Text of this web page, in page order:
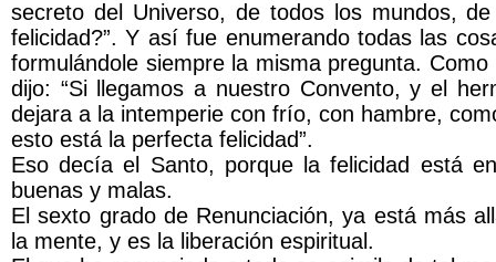
secreto del Universo, de todos los mundos,
felicidad?”. Y así fue enumerando todas las
formulándole siempre la misma pregunta.
dijo: “Si llegamos a nuestro Convento, y el
dejara a la intemperie con frío, con hambre,
esto está la perfecta felicidad”.
Eso decía el Santo, porque la felicidad está
buenas y malas.
El sexto grado de Renunciación, ya está más
la mente, y es la liberación espiritual.